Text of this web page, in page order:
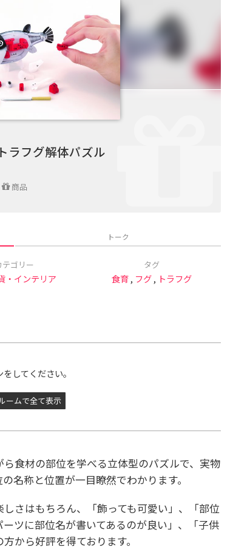
ラフグ解体パズル
商品
トーク
テゴリー
・インテリア
タグ
食育, フグ, トラフグ
してください。
ームで全て表示
ら食材の部位を学べる立体型のパズルで、実物
名称と位置が一目瞭然でわかります。
さはもちろん、「飾っても可愛い」、「部位
ツに部位名が書いてあるのが良い」、「子供
から好評を得ております。